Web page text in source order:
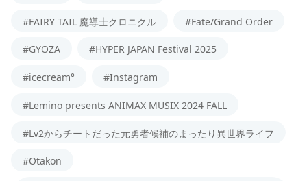
#FAIRY TAIL 魔導士クロニクル #Fate/Grand Order
#GYOZA #HYPER JAPAN Festival 2025
#icecream° #Instagram
#Lemino presents ANIMAX MUSIX 2024 FALL
#Lv2からチートだった元勇者候補のまったり異世界ライフ
#Otakon